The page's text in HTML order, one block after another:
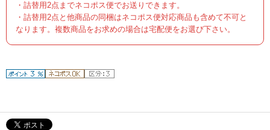
・詰替用2点までネコポス便でお送りできます。
・詰替用2点と他商品の同梱はネコポス便対応商品も含めて不可と
なります。複数商品をお求めの場合は宅配便をお選び下さい。